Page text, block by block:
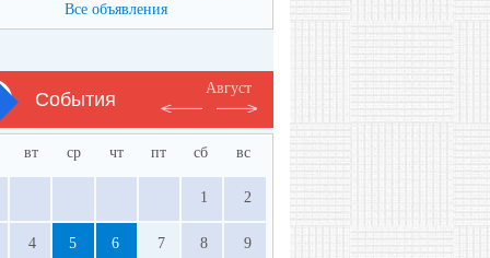
Все объявления
События
Август
вт ср чт пт сб вс
1 2
4 5 6 7 8 9